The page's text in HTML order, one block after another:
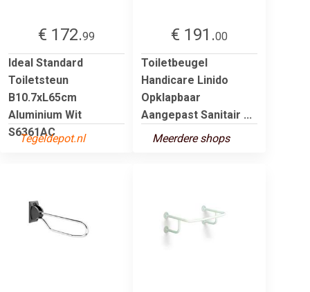
€ 172.99
Ideal Standard
Toiletsteun
B10.7xL65cm
Aluminium Wit
S6361AC
Tegeldepot.nl
€ 191.00
Toiletbeugel
Handicare Linido
Opklapbaar
Aangepast Sanitair ...
Meerdere shops